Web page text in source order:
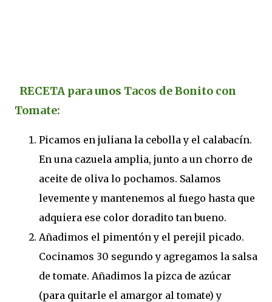
RECETA para unos Tacos de Bonito con
Tomate:
Picamos en juliana la cebolla y el calabacín.
En una cazuela amplia, junto a un chorro de
aceite de oliva lo pochamos. Salamos
levemente y mantenemos al fuego hasta que
adquiera ese color doradito tan bueno.
Añadimos el pimentón y el perejil picado.
Cocinamos 30 segundo y agregamos la salsa
de tomate. Añadimos la pizca de azúcar
(para quitarle el amargor al tomate) y